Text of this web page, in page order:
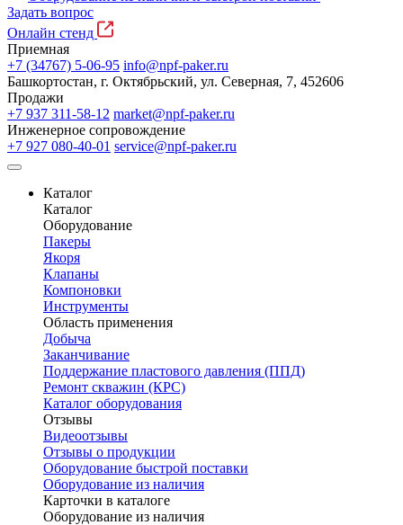
Задать вопрос
Онлайн стенд
Приемная
+7 (34767) 5-06-95 info@npf-paker.ru
Башкортостан, г. Октябрьский, ул. Северная, 7, 452606
Продажи
+7 937 311-58-12 market@npf-paker.ru
Инженерное сопровождение
+7 927 080-40-01 service@npf-paker.ru
Каталог
Каталог
Оборудование
Пакеры
Якоря
Клапаны
Компоновки
Инструменты
Область применения
Добыча
Заканчивание
Поддержание пластового давления (ППД)
Ремонт скважин (КРС)
Каталог оборудования
Отзывы
Видеоотзывы
Отзывы о продукции
Оборудование быстрой поставки
Оборудование из наличия
Карточки в каталоге
Оборудование из наличия